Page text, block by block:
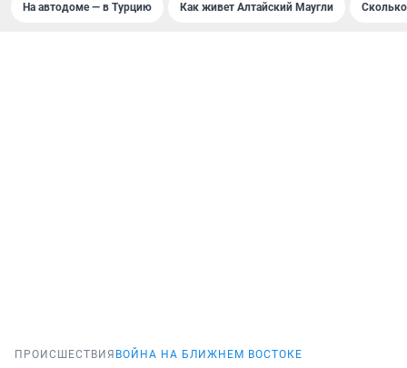
На автодоме — в Турцию Как живет Алтайский Маугли
ПРОИСШЕСТВИЯ ВОЙНА НА БЛИЖНЕМ ВОСТОКЕ